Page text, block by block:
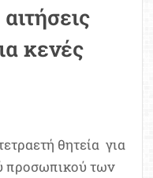
κενές
θητεία για
προσωπικού των